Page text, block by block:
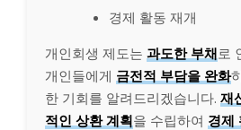
경제 활동 재개
개인회생 제도는 과도한 부채로
개인들에게 금전적 부담을 완화
한 기회를 알려드리겠습니다. 재
적인 상환 계획을 수립하여 경제